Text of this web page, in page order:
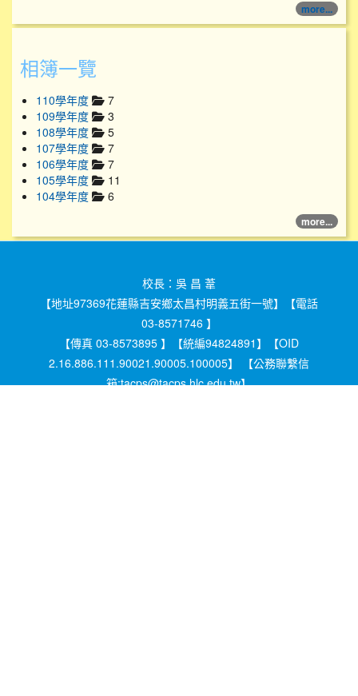
more...
相簿一覽
110學年度
7
109學年度
3
108學年度
5
107學年度
7
106學年度
7
105學年度
11
104學年度
6
more...
校長：吳 昌 葦
【地址97369花蓮縣吉安鄉太昌村明義五街一號】【電話
03-8571746 】
【傳真 03-8573895 】【統編94824891】【OID
2.16.886.111.90021.90005.100005】 【公務聯繫信
箱:tacps@tacps.hlc.edu.tw】